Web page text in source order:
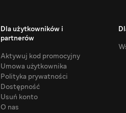
Dla użytkowników i
partnerów
Aktywuj kod promocyjny
Umowa użytkownika
Polityka prywatności
Dostępność
Usuń konto
O nas